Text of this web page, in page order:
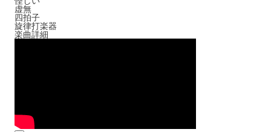
虚無
四拍子
旋律打楽器
楽曲詳細